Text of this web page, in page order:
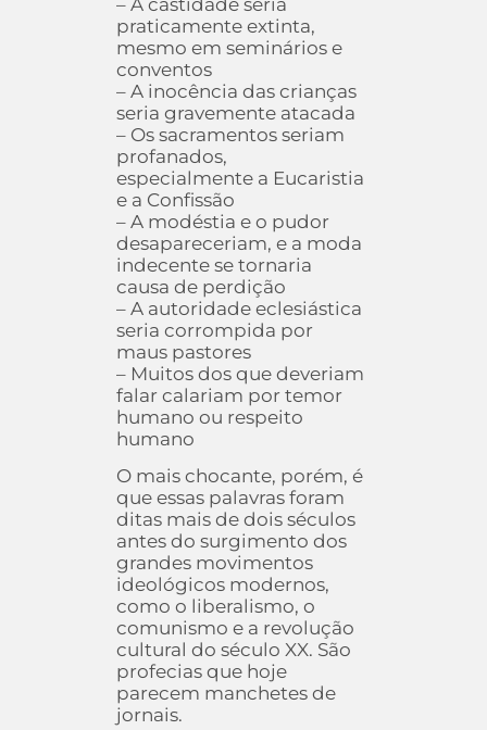
praticamente extinta,
mesmo em seminários e
conventos
– A inocência das crianças
seria gravemente atacada
– Os sacramentos seriam
profanados,
especialmente a Eucaristia
e a Confissão
– A modéstia e o pudor
desapareceriam, e a moda
indecente se tornaria
causa de perdição
– A autoridade eclesiástica
seria corrompida por
maus pastores
– Muitos dos que deveriam
falar calariam por temor
humano ou respeito
humano
O mais chocante, porém, é
que essas palavras foram
ditas mais de dois séculos
antes do surgimento dos
grandes movimentos
ideológicos modernos,
como o liberalismo, o
comunismo e a revolução
cultural do século XX. São
profecias que hoje
parecem manchetes de
jornais.